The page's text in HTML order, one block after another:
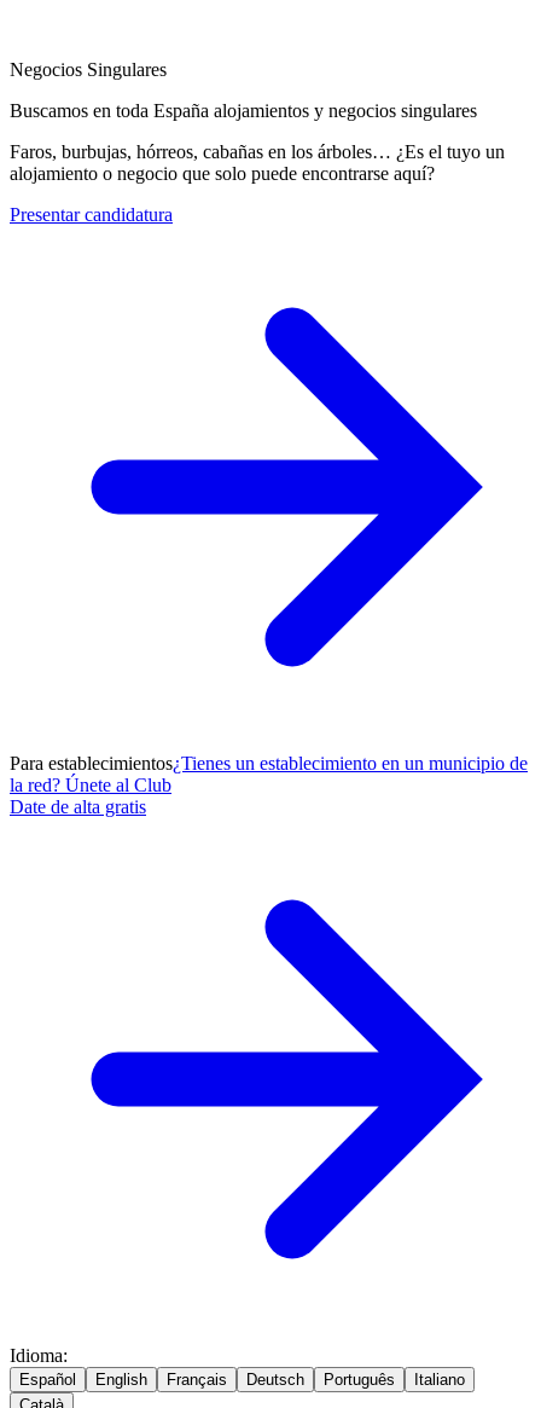
Negocios Singulares
Buscamos en toda España alojamientos y negocios singulares
Faros, burbujas, hórreos, cabañas en los árboles… ¿Es el tuyo un
alojamiento o negocio que solo puede encontrarse aquí?
Presentar candidatura
Para establecimientos¿Tienes un establecimiento en un municipio de
la red? Únete al Club
Date de alta gratis
Idioma:
Español English Français Deutsch Português
Italiano